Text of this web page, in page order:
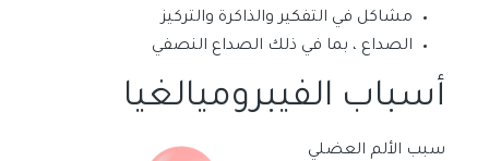
مشاكل في التفكير والذاكرة والتركيز
الصداع ، بما في ذلك الصداع النصفي
أسباب الفيبروميالغيا
سبب الألم العضلي